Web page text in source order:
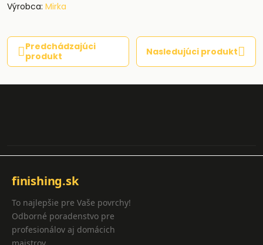
Výrobca: Mirka
Predchádzajúci
produkt
Nasledujúci produkt
finishing.sk
To najlepšie pre Vaše povrchy!
Odborné poradenstvo pre
profesionálov aj domácich